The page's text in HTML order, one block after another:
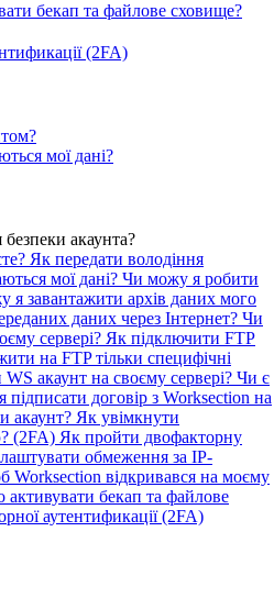
бекап та файлове сховище?
(2FA)
мої дані?
акаунта?
Як передати володіння
мої дані? Чи можу я робити
я завантажити архів даних мого
даних через Інтернет? Чи
сервері? Як підключити FTP
на FTP тільки специфічні
акаунт на своєму сервері? Чи є
договір з Worksection на
акаунт? Як увімкнути
(2FA) Як пройти двофакторну
обмеження за IP-
Worksection відкривався на моєму
бекап та файлове
аутентификації (2FA)